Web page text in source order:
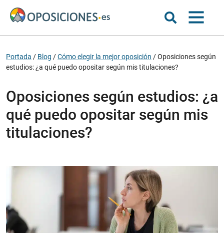
Portada / Blog /Cómo elegir la mejor oposición /Oposiciones según
estudios: ¿a qué puedo opositar según mis titulaciones?
Oposiciones según estudios: ¿a
qué puedo opositar según mis
titulaciones?